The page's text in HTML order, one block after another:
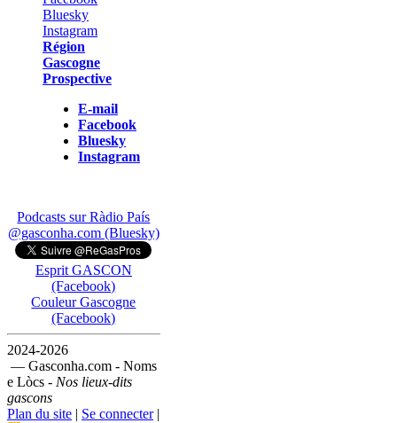
Région
Gascogne
Prospective
E-mail
Facebook
Bluesky
Instagram
Podcasts sur Ràdio País
@gasconha.com (Bluesky)
Esprit GASCON
(Facebook)
Couleur Gascogne
(Facebook)
2024-2026
— Gasconha.com - Noms
e Lòcs - Nos lieux-dits
gascons
Plan du site | Se connecter|